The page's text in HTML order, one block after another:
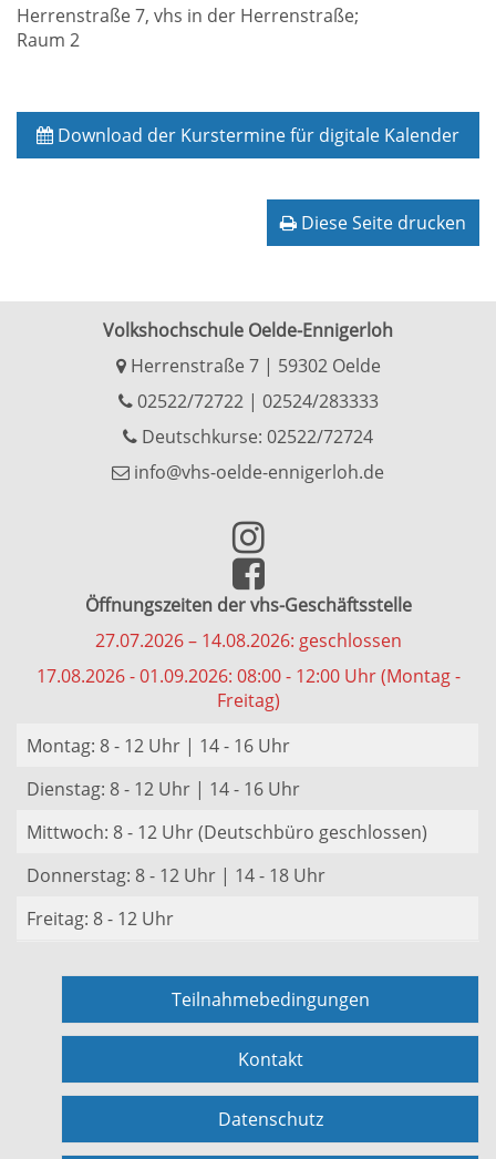
Herrenstraße 7, vhs in der Herrenstraße;
Raum 2
Download der Kurstermine für digitale Kalender
Diese Seite drucken
Volkshochschule Oelde-Ennigerloh
Herrenstraße 7 | 59302 Oelde
02522/72722| 02524/283333
Deutschkurse: 02522/72724
info@vhs-oelde-ennigerloh.de
Öffnungszeiten der vhs-Geschäftsstelle
27.07.2026 – 14.08.2026: geschlossen
17.08.2026 - 01.09.2026: 08:00 - 12:00 Uhr (Montag -
Freitag)
Montag: 8 - 12 Uhr | 14 - 16 Uhr
Dienstag: 8 - 12 Uhr | 14 - 16 Uhr
Mittwoch: 8 - 12 Uhr (Deutschbüro geschlossen)
Donnerstag: 8 - 12 Uhr | 14 - 18 Uhr
Freitag: 8 - 12 Uhr
Teilnahmebedingungen
Kontakt
Datenschutz